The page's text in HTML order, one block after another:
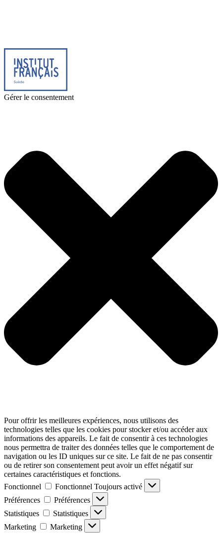
Gérer le consentement
Pour offrir les meilleures expériences, nous utilisons des
technologies telles que les cookies pour stocker et/ou accéder aux
informations des appareils. Le fait de consentir à ces technologies
nous permettra de traiter des données telles que le comportement de
navigation ou les ID uniques sur ce site. Le fait de ne pas consentir
ou de retirer son consentement peut avoir un effet négatif sur
certaines caractéristiques et fonctions.
Fonctionnel
Fonctionnel Toujours activé
Préférences
Préférences
Statistiques
Statistiques
Marketing
Marketing